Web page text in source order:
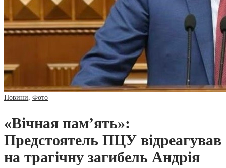
Новини Фото
«Вічная пам’ять»:
Предстоятель ПЦУ відреагував
на трагічну загибель Андрія